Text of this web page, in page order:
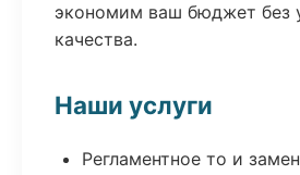
экономим ваш бюджет без
качества.
Наши услуги
Регламентное то и